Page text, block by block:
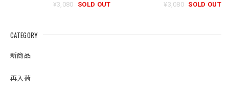
¥3,080
SOLD OUT
¥3,080 SOLD OUT
CATEGORY
新商品
再入荷